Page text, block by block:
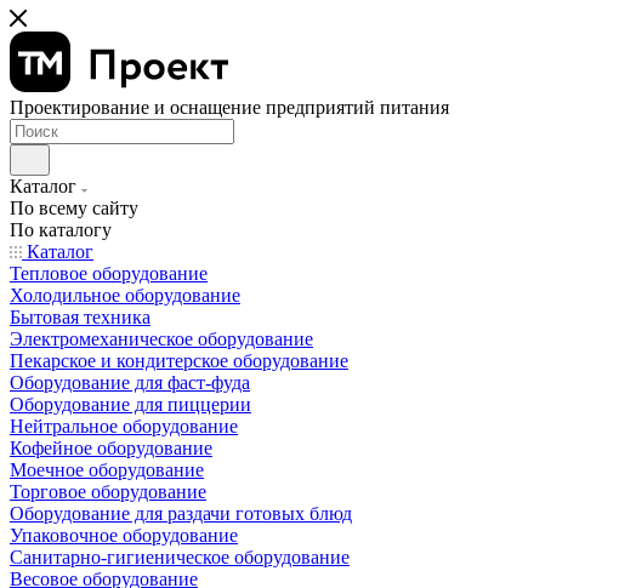
Проектирование и оснащение предприятий питания
Каталог
По всему сайту
По каталогу
Каталог
Тепловое оборудование
Холодильное оборудование
Бытовая техника
Электромеханическое оборудование
Пекарское и кондитерское оборудование
Оборудование для фаст-фуда
Оборудование для пиццерии
Нейтральное оборудование
Кофейное оборудование
Моечное оборудование
Торговое оборудование
Оборудование для раздачи готовых блюд
Упаковочное оборудование
Санитарно-гигиеническое оборудование
Весовое оборудование